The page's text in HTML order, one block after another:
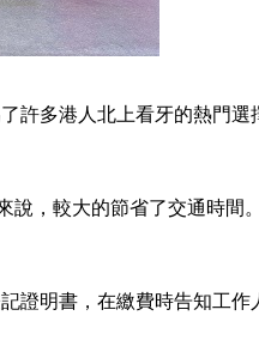
多港人北上看牙的熱門選
，較大的節省了交通時間。
明書，在繳費時告知工作